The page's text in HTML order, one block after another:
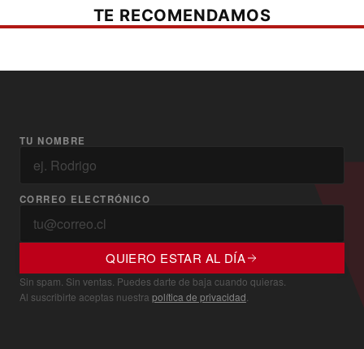
TE RECOMENDAMOS
TU NOMBRE
CORREO ELECTRÓNICO
QUIERO ESTAR AL DÍA
Sin spam. Sin ventas. Puedes darte de baja cuando quieras.
Al suscribirte aceptas nuestra política de privacidad.